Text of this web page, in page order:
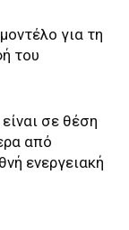
για τη
του
σε θέση
από
ενεργειακή